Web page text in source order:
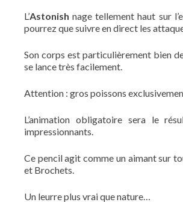
L’Astonishnage tellement haut sur
pourrez que suivre en direct les
Son corps est particulièrement bien
se lance très facilement.
Attention : gros poissons
L’animation obligatoire sera le
impressionnants.
Ce pencil agit comme un aimant sur
et Brochets.
Un leurre plus vrai que nature…